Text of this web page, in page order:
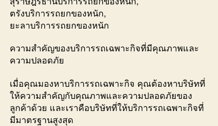
ตรังบริการรถยกของหนัก,
ยะลาบริการรถยกของหนัก
ความสำคัญของบริการรถเฉพาะกิจที่มีคุณภาพและ
ความปลอดภัย
เมื่อคุณมองหาบริการรถเฉพาะกิจ คุณต้องหาบริษัทที่
ให้ความสำคัญกับคุณภาพและความปลอดภัยของ
ลูกค้าด้วย และเราคือบริษัทที่ให้บริการรถเฉพาะกิจที่
มีมาตรฐานสูงสุด